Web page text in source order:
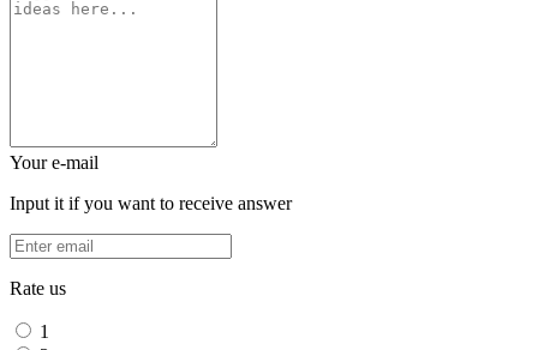
Your e-mail
Input it if you want to receive answer
Rate us
1